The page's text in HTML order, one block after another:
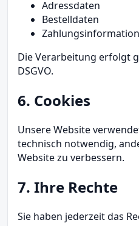
Adressdaten
Bestelldaten
Die Verarbeitung erfolgt
DSGVO.
6. Cookies
Unsere Website
technisch notwendig,
Website zu verbessern.
7. Ihre Rechte
Sie haben jederzeit das